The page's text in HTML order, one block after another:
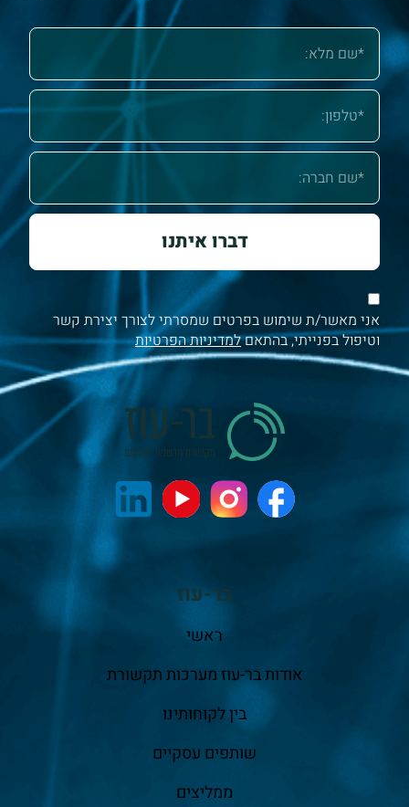
אני מאשר/ת שימוש בפרטים שמסרתי לצורך יצירת קשר
וטיפול בפנייתי, בהתאםלמדיניות הפרטיות
דברו איתנו
בר-עוז
ראשי
אודות בר-עוז מערכות תקשורת
בין לקוחותינו
שותפים עסקיים
ממליצים